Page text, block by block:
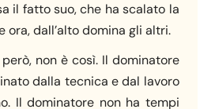
il fatto suo, che ha scalato la
ora, dall’alto domina gli altri.
non è così. Il dominatore
dalla tecnica e dal lavoro
Il dominatore non ha tempi